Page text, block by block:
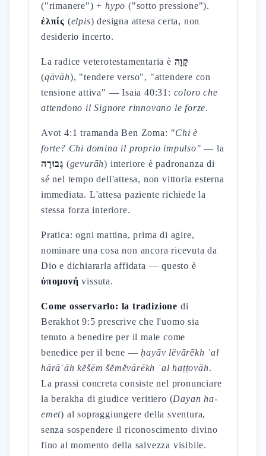
("rimanere") +hypo ("sotto pressione").
ἐλπίς (elpis) designa attesa certa, non
desiderio incerto.
La radice veterotestamentaria è קָוָה
(qāvāh), "tendere verso", "attendere con
tensione attiva" — Isaia 40:31: coloro che
attendono il Signore rinnovano le forze.
Avot 4:1 tramanda Ben Zoma: "Chi è
forte? Chi domina il proprio impulso" — la
גְּבוּרָה (gevurāh) interiore è padronanza di
sé nel tempo dell'attesa, non vittoria esterna
immediata. L'attesa paziente richiede la
stessa forza interiore.
Pratica: ogni mattina, prima di agire,
nominare una cosa non ancora ricevuta da
Dio e dichiararla affidata — questo è
ὑπομονή vissuta.
Come osservarlo: la tradizione di
Berakhot 9:5 prescrive che l'uomo sia
tenuto a benedire per il male come
benedice per il bene —ḥayāv lĕvārēkh ʿal
hārāʿāh kĕšēm šĕmĕvārēkh ʿal haṭṭovāh.
La prassi concreta consiste nel pronunciare
la berakha di giudice veritiero (Dayan ha-
emet) al sopraggiungere della sventura,
senza sospendere il riconoscimento divino
fino al momento della salvezza visibile.